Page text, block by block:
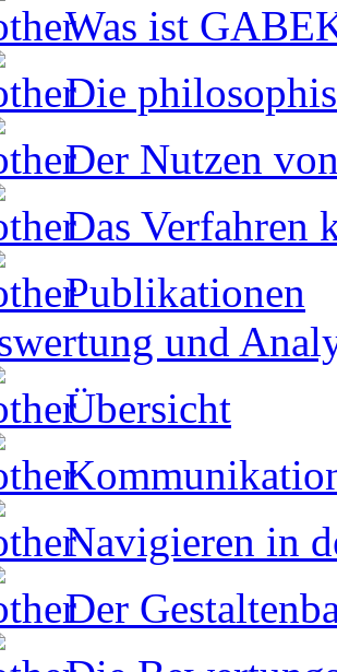
Was ist
Die
Der Nutzen
Das Verfahren
Publikationen
und
Übersicht
Navigieren in
Der